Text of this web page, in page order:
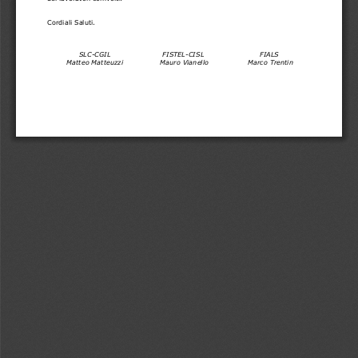
Cordiali Saluti.
SLC-CGIL
            FISTEL-CISL
            FIALS
Matteo Matteuzzi                Mauro Vianello                 Marco Trentin